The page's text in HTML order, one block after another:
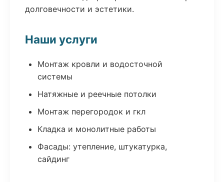
долговечности и эстетики.
Наши услуги
Монтаж кровли и водосточной
системы
Натяжные и реечные потолки
Монтаж перегородок и гкл
Кладка и монолитные работы
Фасады: утепление, штукатурка,
сайдинг